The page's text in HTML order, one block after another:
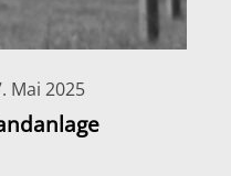
Mai 2025